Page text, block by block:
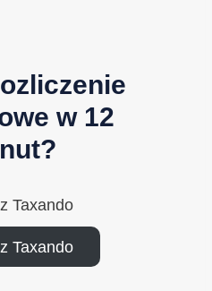
w 12
Taxando
Taxando